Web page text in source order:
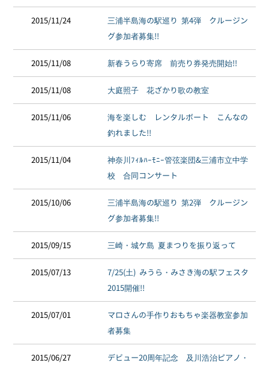
2015/11/24
三浦半島海の駅巡り 第4弾 クルージン
グ参加者募集!!
2015/11/08 新春うらり寄席 前売り券発売開始!!
2015/11/08 大庭照子 花ざかり歌の教室
2015/11/06
海を楽しむ レンタルボート こんなの
釣れました!!
2015/11/04
神奈川ﾌｨﾙﾊｰﾓﾆｰ管弦楽団&三浦市立中学
校 合同コンサート
2015/10/06
三浦半島海の駅巡り 第2弾 クルージン
グ参加者募集!!
2015/09/15 三崎・城ケ島 夏まつりを振り返って
2015/07/13
7/25(土) みうら・みさき海の駅フェスタ
2015開催!!
2015/07/01
マロさんの手作りおもちゃ楽器教室参加
者募集
2015/06/27
デビュー20周年記念 及川浩治ピアノ・